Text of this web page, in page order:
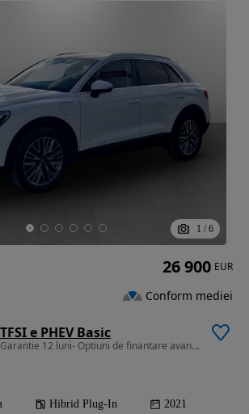
1 / 6
e PHEV Basic
1395 cm3 • 245 CP • Garantie 12 luni- Optiuni de finantare avantajoase
Hibrid Plug-In 2021
26 900 EUR
Conform mediei